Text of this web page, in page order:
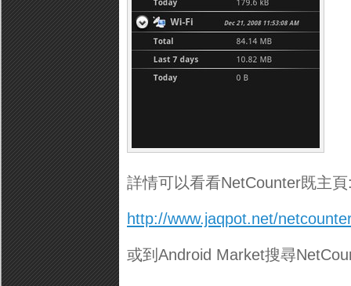
詳情可以看看NetCounter既主頁
http://www.jaqpot.net/
或到Android Market搜尋